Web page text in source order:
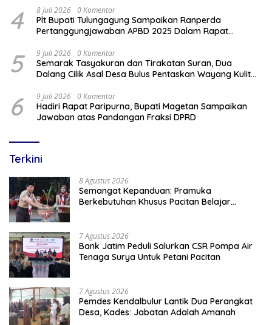
4 8 Juli 2026 0 Komentar
Plt Bupati Tulungagung Sampaikan Ranperda
Pertanggungjawaban APBD 2025 Dalam Rapat
5 9 Juli 2026 0 Komentar
Semarak Tasyakuran dan Tirakatan Suran, Dua
Dalang Cilik Asal Desa Bulus Pentaskan Wayang Kulit
6 9 Juli 2026 0 Komentar
Hadiri Rapat Paripurna, Bupati Magetan Sampaikan
Jawaban atas Pandangan Fraksi DPRD
Terkini
8 Agustus 2026
Semangat Kepanduan: Pramuka
Berkebutuhan Khusus Pacitan Belajar
7 Agustus 2026
Bank Jatim Peduli Salurkan CSR Pompa Air
Tenaga Surya Untuk Petani Pacitan
7 Agustus 2026
Pemdes Kendalbulur Lantik Dua Perangkat
Desa, Kades: Jabatan Adalah Amanah